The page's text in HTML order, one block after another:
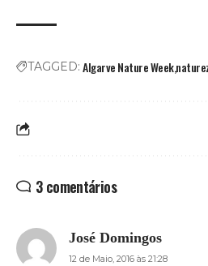
TAGGED: Algarve Nature Week
3 comentários
José Domingos
12 de Maio, 2016 às 21:28